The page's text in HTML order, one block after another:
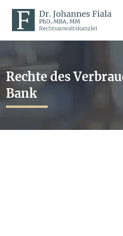
Rechte des
Bank